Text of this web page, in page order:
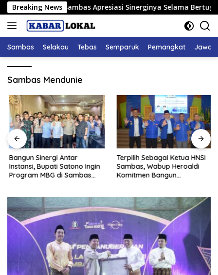
Langsung
ke
konten
Breaking News
DPRD Sambas Apresiasi Sinerginya Selama Bertugas
Sambas Selakau Tebas Semparuk Pemangkat Jawai
Sambas Mendunie
Bangun Sinergi Antar
Instansi, Bupati Satono Ingin
Program MBG di Sambas
Terpilih Sebagai Ketua HNSI
Sambas, Wabup Heroaldi
Komitmen Bangun